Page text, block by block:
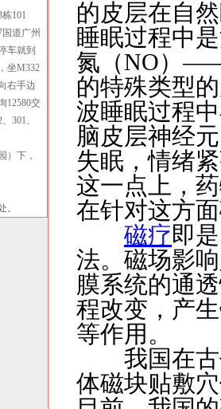
101
道广州
车就到
坐M332
右手边
12580交
301、
）下，
。
的皮层在自
睡眠过程中
氮（NO）
的特殊类型
波睡眠过程
脑皮层神经
失眠，情绪
这一点上，
在针对这方
磁疗即
法。磁场影
膜系统的通
程改变，产
等作用。
我国在古
体磁块贴敷